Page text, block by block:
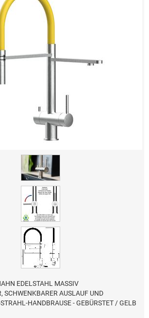
EDELSTAHL MASSIV
SCHWENKBARER AUSLAUF UND
HANDBRAUSE - GEBÜRSTET / GELB